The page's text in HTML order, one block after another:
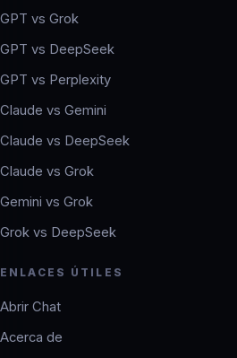
GPT vs Grok
GPT vs DeepSeek
GPT vs Perplexity
Claude vs Gemini
Claude vs DeepSeek
Claude vs Grok
Gemini vs Grok
Grok vs DeepSeek
ENLACES ÚTILES
Abrir Chat
Acerca de